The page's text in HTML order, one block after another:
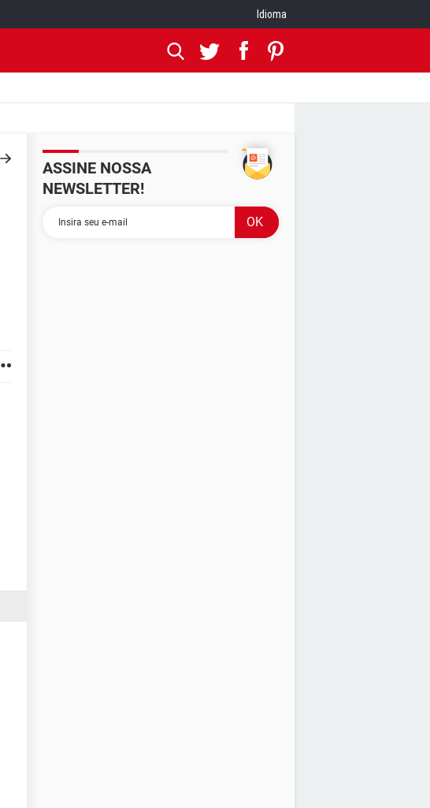
Idioma
ASSINE NOSSA
NEWSLETTER!